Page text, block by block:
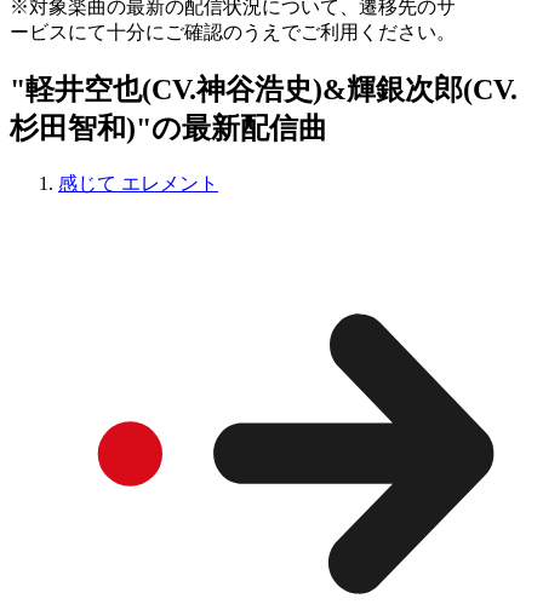
※対象楽曲の最新の配信状況について、遷移先のサ
ービスにて十分にご確認のうえでご利用ください。
"軽井空也(CV.神谷浩史)&輝銀次郎(CV.
杉田智和)"の最新配信曲
感じて エレメント